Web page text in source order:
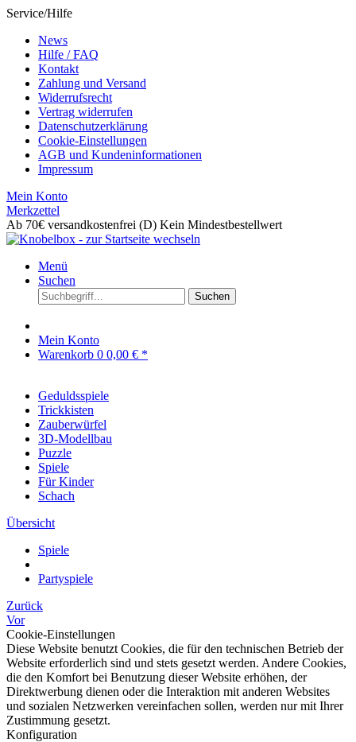
Service/Hilfe
News
Hilfe / FAQ
Kontakt
Zahlung und Versand
Widerrufsrecht
Vertrag widerrufen
Datenschutzerklärung
Cookie-Einstellungen
AGB und Kundeninformationen
Impressum
Mein Konto
Merkzettel
Ab 70€ versandkostenfrei (D) Kein Mindestbestellwert
Menü
Suchen
Suchen
Mein Konto
Warenkorb 0 0,00 € *
Geduldsspiele
Trickkisten
Zauberwürfel
3D-Modellbau
Puzzle
Spiele
Für Kinder
Schach
Übersicht
Spiele
Partyspiele
Zurück
Vor
Cookie-Einstellungen
Diese Website benutzt Cookies, die für den technischen Betrieb der
Website erforderlich sind und stets gesetzt werden. Andere Cookies,
die den Komfort bei Benutzung dieser Website erhöhen, der
Direktwerbung dienen oder die Interaktion mit anderen Websites
und sozialen Netzwerken vereinfachen sollen, werden nur mit Ihrer
Zustimmung gesetzt.
Konfiguration